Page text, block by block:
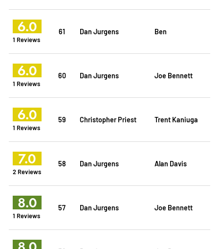
6.0
1 Reviews
61 Dan Jurgens Ben
6.0
1 Reviews
60 Dan Jurgens Joe Bennett
6.0
1 Reviews
59 Christopher Priest Trent Kaniuga
7.0
2 Reviews
58 Dan Jurgens Alan Davis
8.0
1 Reviews
57 Dan Jurgens Joe Bennett